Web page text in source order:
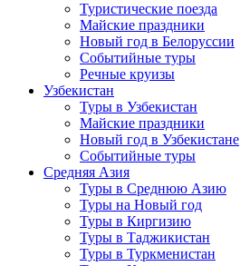
Туристические поезда
Майские праздники
Новый год в Белоруссии
Событийные туры
Речные круизы
Узбекистан
Туры в Узбекистан
Майские праздники
Новый год в Узбекистане
Событийные туры
Средняя Азия
Туры в Среднюю Азию
Туры на Новый год
Туры в Киргизию
Туры в Таджикистан
Туры в Туркменистан